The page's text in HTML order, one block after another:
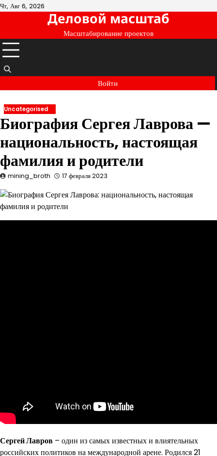
Перейти
Чт, Авг 6, 2026
Деловой масштаб
Масштабирование проектов
Войти
Uncategorised
Биография Сергея Лаврова —
национальность, настоящая
фамилия и родители
mining_broth 17 февраля 2023
Сергей Лавров – один из самых известных и влиятельных
российских политиков на международной арене. Родился 21